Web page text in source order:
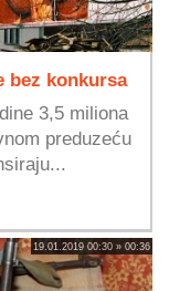
bez konkursa
3,5 miliona
preduzeću
19.01.2019 00:30 » 00:36